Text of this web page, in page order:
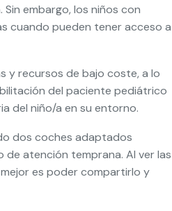
embargo, los niños con
cuando pueden tener acceso a
y recursos de bajo coste, a lo
del paciente pediátrico
del niño/a en su entorno.
dos coches adaptados
atención temprana. Al ver las
es poder compartirlo y